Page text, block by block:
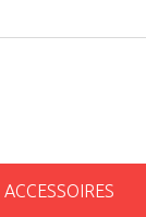
ACCESSOIRES